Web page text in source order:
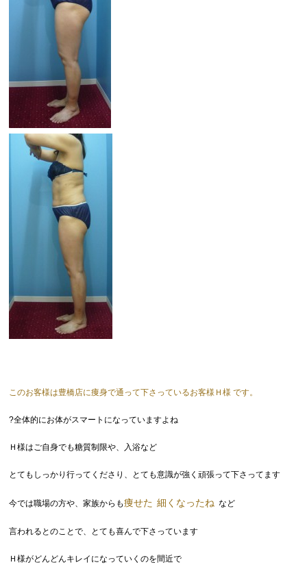
このお客様は豊橋店に痩身で通って下さっているお客様Ｈ様 です。
?全体的にお体がスマートになっていますよね
Ｈ様はご自身でも糖質制限や、入浴など
とてもしっかり行ってくださり、とても意識が強く頑張って下さってます
今では職場の方や、家族からも痩せた 細くなったね など
言われるとのことで、とても喜んで下さっています
Ｈ様がどんどんキレイになっていくのを間近で